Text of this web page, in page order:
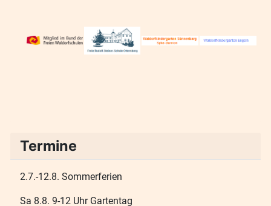
Termine
2.7.-12.8. Sommerferien
Sa 8.8. 9-12 Uhr Gartentag